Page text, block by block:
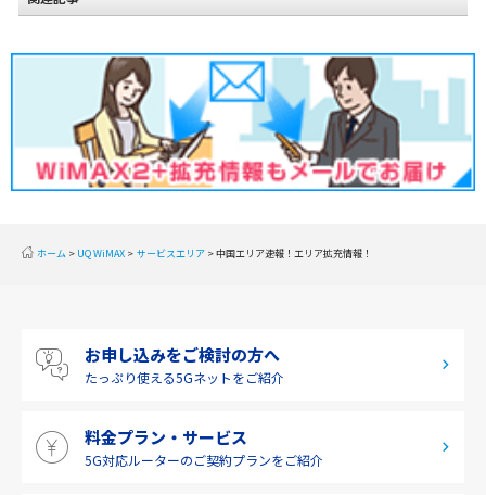
甲信越
北陸
九州・沖縄
ホーム UQ WiMAX サービスエリア 中国エリア速報！エリア拡充情報！
お申し込みをご検討の方へ
たっぷり使える5Gネットをご紹介
料金プラン・サービス
5G対応ルーターのご契約プランをご紹介